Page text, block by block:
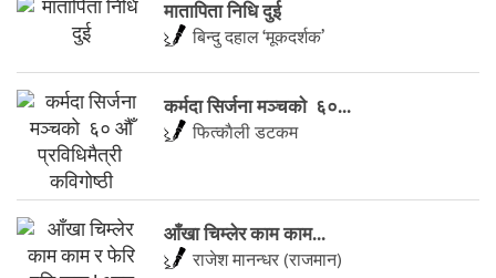
मातापिता निधि दुई
बिन्दु दहाल ‘मूकदर्शक’
कर्मदा सिर्जना मञ्चकाे ६०...
फित्काैली डटकम
आँखा चिम्लेर काम काम...
राजेश मानन्धर (राजमान)